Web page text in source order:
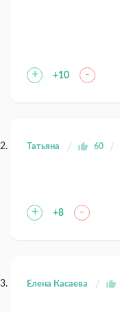
+ +10 -
Татьяна 60
+ +8 -
Елена Касаева